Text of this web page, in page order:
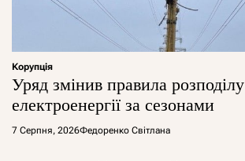
Корупція
Уряд змінив правила розподілу
електроенергії за сезонами
7 Серпня, 2026Федоренко Світлана